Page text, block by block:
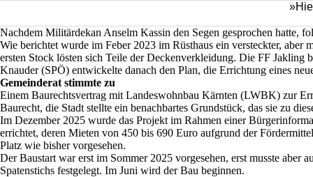
Nachdem Militärdekan Anselm Kassin den Segen gesprochen hatte,
Wie berichtet wurde im Feber 2023 im Rüsthaus ein versteckter, aber
ersten Stock lösten sich Teile der Deckenverkleidung. Die FF Jakling
Knauder (SPÖ) entwickelte danach den Plan, die Errichtung eines
Gemeinderat stimmte zu
Einem Baurechtsvertrag mit Landeswohnbau Kärnten (LWBK) zur
Baurecht, die Stadt stellte ein benachbartes Grundstück, das sie zu
Im Dezember 2025 wurde das Projekt im Rahmen einer
errichtet, deren Mieten von 450 bis 690 Euro aufgrund der
Platz wie bisher vorgesehen.
Der Baustart war erst im Sommer 2025 vorgesehen, erst musste aber
Spatenstichs festgelegt. Im Juni wird der Bau beginnen.